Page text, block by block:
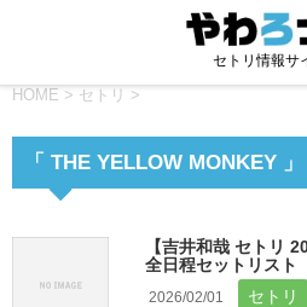
セトリ情報サ
HOME > セトリ >
「 THE YELLOW MONKEY
【吉井和哉 セトリ
全日程セットリスト
2026/02/01 セトリ